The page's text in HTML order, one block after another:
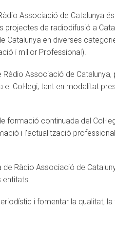
Ràdio Associació de Catalunya
projectes de radiodifusió a
Catalunya en diverses
i millor Professional).
Associació de Catalunya,
Col·legi, tant en modalitat
formació continuada del
i l’actualització
de Ràdio Associació de
entitats.
i fomentar la qualitat,